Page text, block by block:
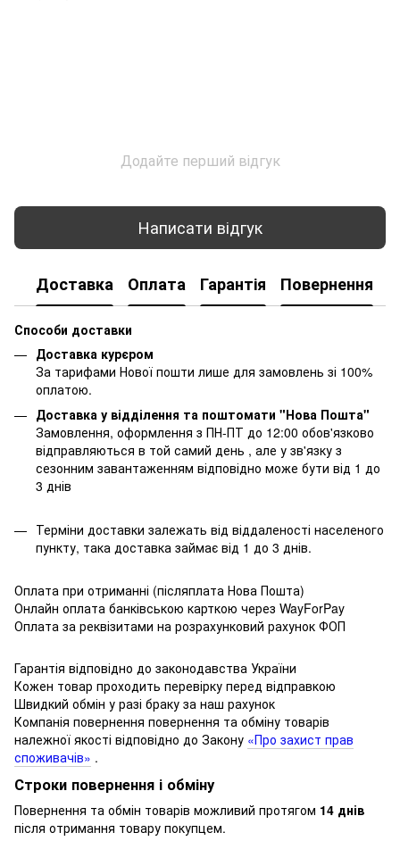
Додайте перший відгук
Написати відгук
Доставка Оплата Гарантія Повернення
Способи доставки
Доставка курєром
За тарифами Нової пошти лише для замовлень зі 100%
оплатою.
Доставка у відділення та поштомати "Нова Пошта"
Замовлення, оформлення з ПН-ПТ до 12:00 обов'язково
відправляються в той самий день , але у зв'язку з
сезонним завантаженням відповідно може бути від 1 до
3 днів
Терміни доставки залежать від віддаленості населеного
пункту, така доставка займає від 1 до 3 днів.
Оплата при отриманні (післяплата Нова Пошта)
Онлайн оплата банківською карткою через WayForPay
Оплата за реквізитами на розрахунковий рахунок ФОП
Гарантія відповідно до законодавства України
Кожен товар проходить перевірку перед відправкою
Швидкий обмін у разі браку за наш рахунок
Компанія повернення повернення та обміну товарів
належної якості відповідно до Закону «Про захист прав
споживачів» .
Строки повернення і обміну
Повернення та обмін товарів можливий протягом 14 днів
після отримання товару покупцем.